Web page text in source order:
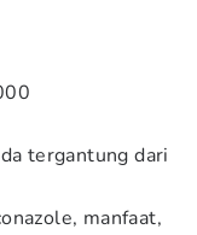
tergantung dari
manfaat,